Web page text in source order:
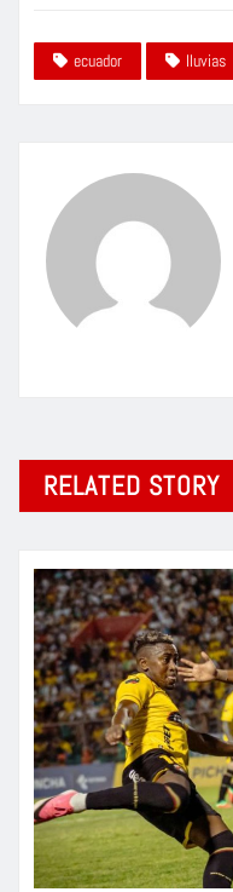
ecuador lluvias
RELATED STORY